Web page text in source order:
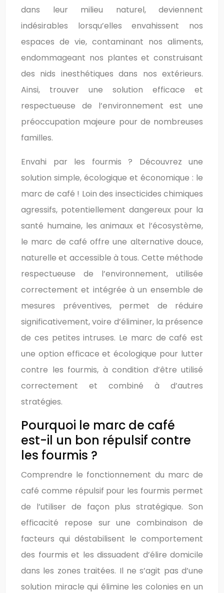
dans leur milieu naturel, deviennent
indésirables lorsqu’elles envahissent nos
espaces de vie, contaminant nos aliments,
endommageant nos plantes et construisant
des nids inesthétiques dans nos extérieurs.
Ainsi, trouver une solution efficace et
respectueuse de l’environnement est une
préoccupation majeure pour de nombreuses
familles.
Envahi par les fourmis ? Découvrez une
solution simple, écologique et économique : le
marc de café ! Loin des insecticides chimiques
agressifs, potentiellement dangereux pour la
santé humaine, les animaux et l’écosystème,
le marc de café offre une alternative douce,
naturelle et accessible à tous. Cette méthode
respectueuse de l’environnement, utilisée
correctement et intégrée à un ensemble de
mesures préventives, permet de réduire
significativement, voire d’éliminer, la présence
de ces petites intruses. Le marc de café est
une option efficace et écologique pour lutter
contre les fourmis, à condition d’être utilisé
correctement et combiné à d’autres
stratégies.
Pourquoi le marc de café
est-il un bon répulsif contre
les fourmis ?
Comprendre le fonctionnement du marc de
café comme répulsif pour les fourmis permet
de l’utiliser de façon plus stratégique. Son
efficacité repose sur une combinaison de
facteurs qui déstabilisent le comportement
des fourmis et les dissuadent d’élire domicile
dans les zones traitées. Il ne s’agit pas d’une
solution miracle qui élimine les colonies en un